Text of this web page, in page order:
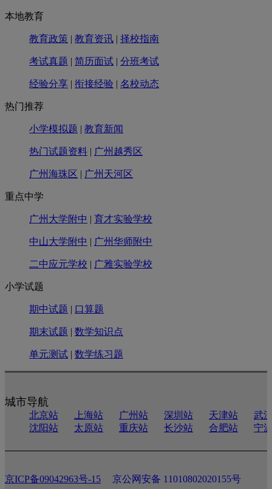
本地教育
教育政策 | 教育资讯 | 择校指南
考试真题 | 简历面试 | 分班考试
经验分享 | 衔接经验 | 名校动态
热门推荐
小学模拟题 | 教育新闻
热门试题资料 | 广州越秀区
广州海珠区 | 广州天河区
重点中学
广州大学附中 | 育才实验学校
中山大学附中 | 广州华师附中
二中应元学校 | 广雅实验学校
小学试题
期中试题 | 口算题
期末试题 | 数学知识点
单元测试 | 数学练习题
城市导航
北京站 上海站 广州站 深圳站 天津站
武
沈阳站
太原站 重庆站 长沙站 合肥站 宁
京ICP备09042963号-15 京公网安备 11010802020155号